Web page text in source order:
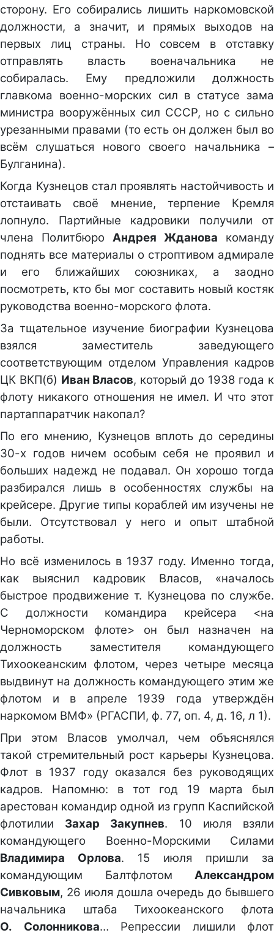
сторону. Его собирались лишить наркомовской
должности, а значит, и прямых выходов на
первых лиц страны. Но совсем в отставку
отправлять власть военачальника не
собиралась. Ему предложили должность
главкома военно-морских сил в статусе зама
министра вооружённых сил СССР, но с сильно
урезанными правами (то есть он должен был во
всём слушаться нового своего начальника –
Булганина).
Когда Кузнецов стал проявлять настойчивость и
отстаивать своё мнение, терпение Кремля
лопнуло. Партийные кадровики получили от
члена Политбюро Андрея Жданова команду
поднять все материалы о строптивом адмирале
и его ближайших союзниках, а заодно
посмотреть, кто бы мог составить новый костяк
руководства военно-морского флота.
За тщательное изучение биографии Кузнецова
взялся заместитель заведующего
соответствующим отделом Управления кадров
ЦК ВКП(б) Иван Власов, который до 1938 года к
флоту никакого отношения не имел. И что этот
партаппаратчик накопал?
По его мнению, Кузнецов вплоть до середины
30-х годов ничем особым себя не проявил и
больших надежд не подавал. Он хорошо тогда
разбирался лишь в особенностях службы на
крейсере. Другие типы кораблей им изучены не
были. Отсутствовал у него и опыт штабной
работы.
Но всё изменилось в 1937 году. Именно тогда,
как выяснил кадровик Власов, «началось
быстрое продвижение т. Кузнецова по службе.
С должности командира крейсера <на
Черноморском флоте> он был назначен на
должность заместителя командующего
Тихоокеанским флотом, через четыре месяца
выдвинут на должность командующего этим же
флотом и в апреле 1939 года утверждён
наркомом ВМФ» (РГАСПИ, ф. 77, оп. 4, д. 16, л 1).
При этом Власов умолчал, чем объяснялся
такой стремительный рост карьеры Кузнецова.
Флот в 1937 году оказался без руководящих
кадров. Напомню: в тот год 19 марта был
арестован командир одной из групп Каспийской
флотилии Захар Закупнев. 10 июля взяли
командующего Военно-Морскими Силами
Владимира Орлова. 15 июля пришли за
командующим Балтфлотом Александром
Сивковым, 26 июля дошла очередь до бывшего
начальника штаба Тихоокеанского флота
О. Солонникова… Репрессии лишили флот